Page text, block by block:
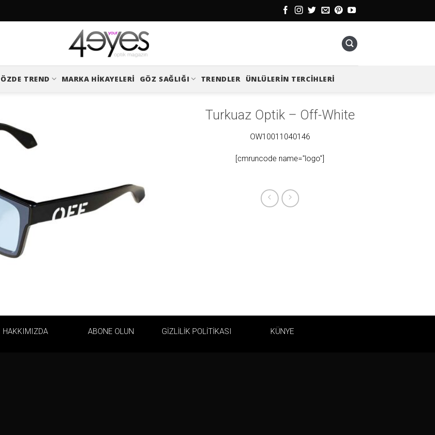
TREND MARKA HIKAYELERI GÖZ SAĞLIĞI TRENDLER ÜNLÜLERIN TERCIHLERI
Turkuaz Optik – Off-White
OW10011040146
[cmruncode name="logo"]
HAKKIMIZDA ABONE OLUN GİZLİLİK POLİTİKASI KÜNYE